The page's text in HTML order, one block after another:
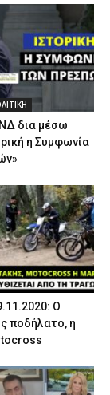
δια μέσω
η Συμφωνία
Ο
ποδήλατο, η